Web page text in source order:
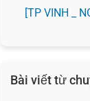
[TP VINH _
Bài viết từ